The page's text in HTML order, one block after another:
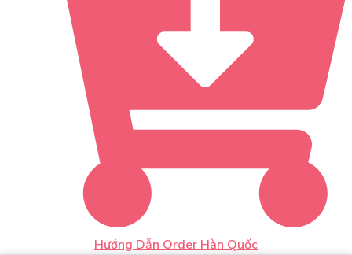
Hướng Dẫn Order Hàn Quốc